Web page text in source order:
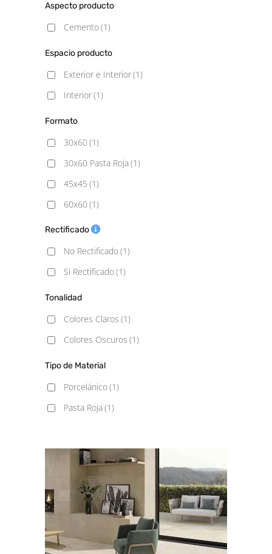
Aspecto producto
Cemento(1)
Espacio producto
Exterior e Interior(1)
Interior(1)
Formato
30x60 (1)
30x60 Pasta Roja(1)
45x45 (1)
60x60 (1)
60x120(1)
75x75
(1)
120x120
(1)
Rectificado
No Rectificado(1)
Si Rectificado(1)
Tonalidad
Colores Claros (1)
Colores Oscuros (1)
Tipo de Material
Porcelánico(1)
Pasta Roja(1)